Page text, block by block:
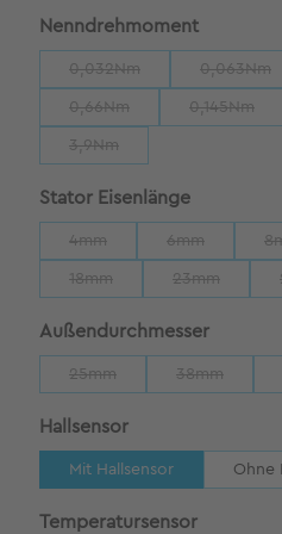
Nenndrehmoment
0,032Nm 0,063Nm
0,66Nm 0,145Nm
3,9Nm
Stator Eisenlängeauswählen
4mm 6mm
18mm 23mm
Außendurchmesser
25mm 38mm
Hallsensorauswählen
Mit Hallsensor Ohne
Temperatursensorauswählen